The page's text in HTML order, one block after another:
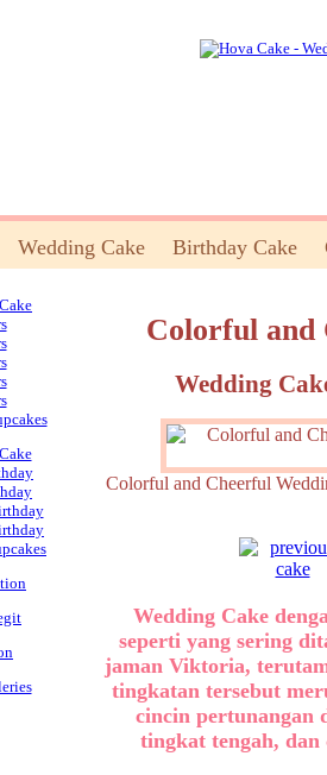
Wedding Cake Birthday Cake
Colorful and
Wedding
Colorful and Cheerful
Wedding Cake
seperti yang sering
jaman Viktoria,
tingkatan tersebut
cincin pertunangan
tingkat tengah,